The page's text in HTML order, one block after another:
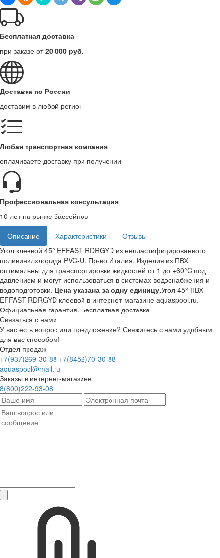
Бесплатная доставка
при заказе от20 000 руб.
Доставка по России
доставим в любой регион
Любая транспортная компания
оплачиваете доставку при получении
Профессиональная консультация
10 лет на рынке бассейнов
Описание
Характеристики
Отзывы
Угол клеевой 45° EFFAST RDRGYD из непластифицированного
поливинилхлорида PVC-U. Пр-во Италия. Изделия из ПВХ
оптимальны для транспортировки жидкостей от 1 до +60°C под
давлением и могут использоваться в системах водоснабжения и
водоподготовки. Цена указана за одну единицу.Угол 45° ПВХ
EFFAST RDRGYD клеевой в интернет-магазине aquaspool.ru.
Официальная гарантия. Бесплатная доставка
Связаться с нами
У вас есть вопрос или предложение? Свяжитесь с нами удобным
для вас способом!
Отдел продаж
+7(937)269-30-88 +7(8452)70-30-88
aquaspool@mail.ru
Заказы в интернет-магазине
8(800)222-93-08